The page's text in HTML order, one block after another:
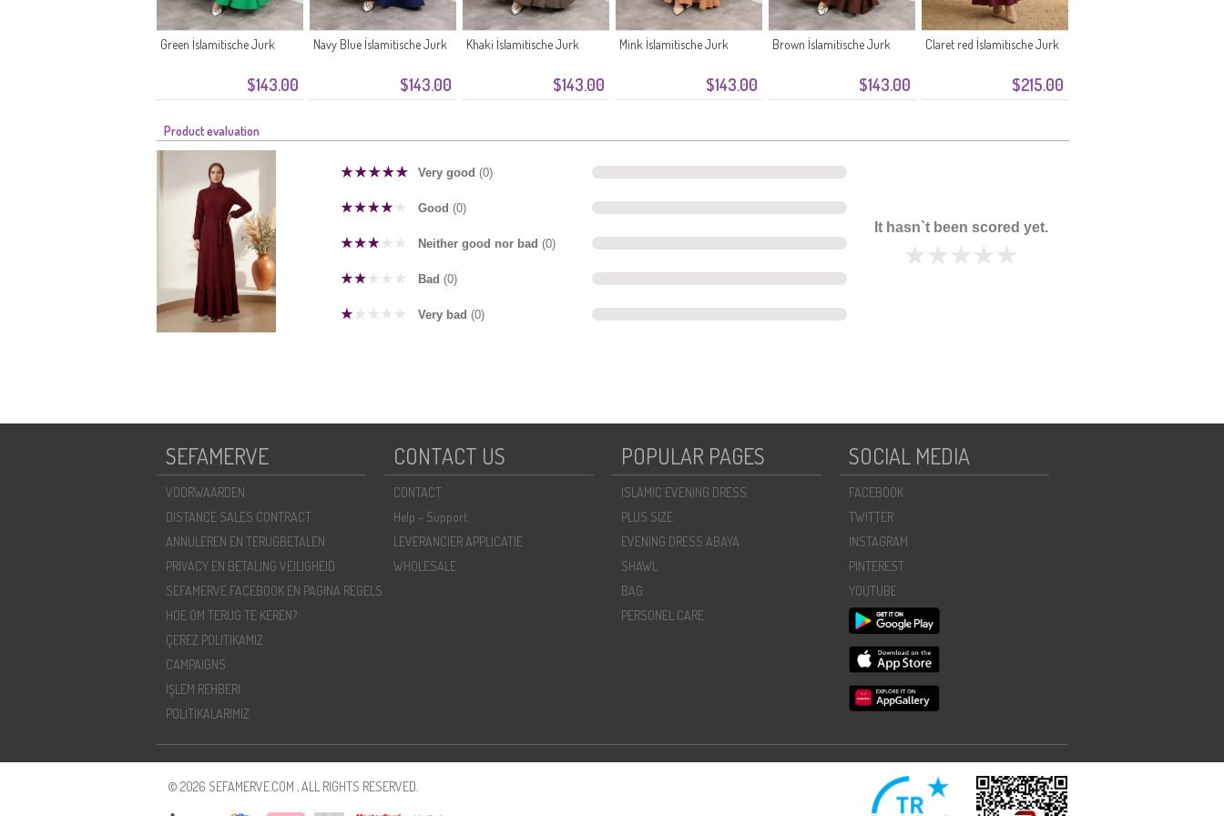
$143.00
Green İslamitische Jurk
$143.00
Navy Blue İslamitische Jurk
$143.00
Khaki İslamitische Jurk
$143.00
Mink İslamitische Jurk
$143.00
Brown İslamitische Jurk
$215.00
Claret red İslamitische Jurk
Product evaluation
Very good (0)
Good (0)
Neither good nor bad (0)
Bad (0)
Very bad (0)
It hasn`t been scored yet.
SEFAMERVE
VOORWAARDEN
DISTANCE SALES CONTRACT
ANNULEREN EN TERUGBETALEN
PRIVACY EN BETALING VEILIGHEID
SEFAMERVE FACEBOOK EN PAGINA REGELS
HOE OM TERUG TE KEREN?
ÇEREZ POLITIKAMIZ
CAMPAIGNS
İŞLEM REHBERI
POLİTİKALARIMIZ
CONTACT US
CONTACT
Help - Support
LEVERANCIER APPLICATIE
WHOLESALE
POPULAR PAGES
ISLAMIC EVENING DRESS
PLUS SIZE
EVENING DRESS ABAYA
SHAWL
BAG
PERSONEL CARE
SOCIAL MEDIA
FACEBOOK
TWITTER
INSTAGRAM
PINTEREST
YOUTUBE
© 2026 SEFAMERVE.COM , ALL RIGHTS RESERVED.